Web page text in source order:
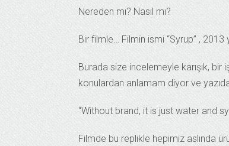
Nereden mi? Nasıl mı?
Bir filmle… Filmin ismi “Syrup” ,
Burada size incelemeyle karışık,
konulardan anlamam diyor ve
“Without brand, it is just water and
Filmde bu replikle hepimiz aslında